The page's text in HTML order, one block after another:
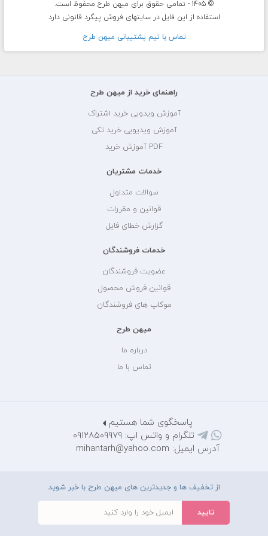
© 1405 - تمامی حقوق برای میهن طرح محفوظ است.
استفاده از این فایل در سایتهای فروش پیگرد قانونی دارد
تماس با تيم پشتيبانی ميهن طرح
راهنمای خرید از میهن طرح
آموزش ویدویی خرید اشتراک
آموزش ویدیویی خرید تکی
PDF آموزش خرید
خدمات مشتریان
سوالات متداول
قوانین و مقررات
گزارش خطای فایل
خدمات فروشندگان
عضویت فروشندگان
قوانین فروش محصول
موکاپ های فروشندگان
میهن طرح
درباره ما
تماس با ما
پاسخگوی شما هستیم
تلگرام و واتس اپ: 09128509979
آدرس ایمیل: mihantarh@yahoo.com
از تخفیف ها و جدیدترین های میهن طرح با خبر شوید